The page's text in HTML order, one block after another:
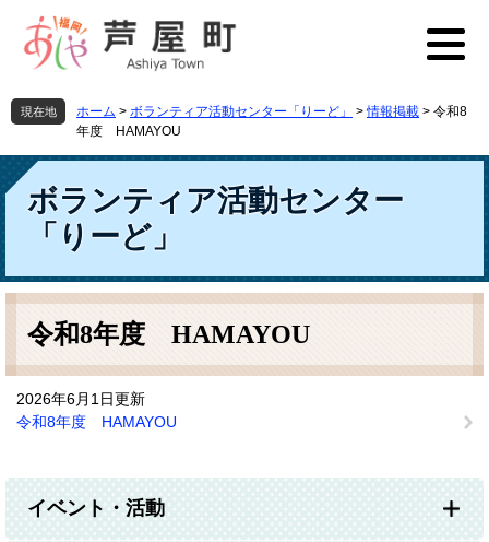
先
頭
。
を
飛
て
現在地 ホーム > ボランティア活動センター「りーど」 >情報掲載 > 令和8
年度 HAMAYOU
ボランティア活動センター
「りーど」
本
令和8年度 HAMAYOU
2026年6月1日更新
令和8年度 HAMAYOU
イベント・活動